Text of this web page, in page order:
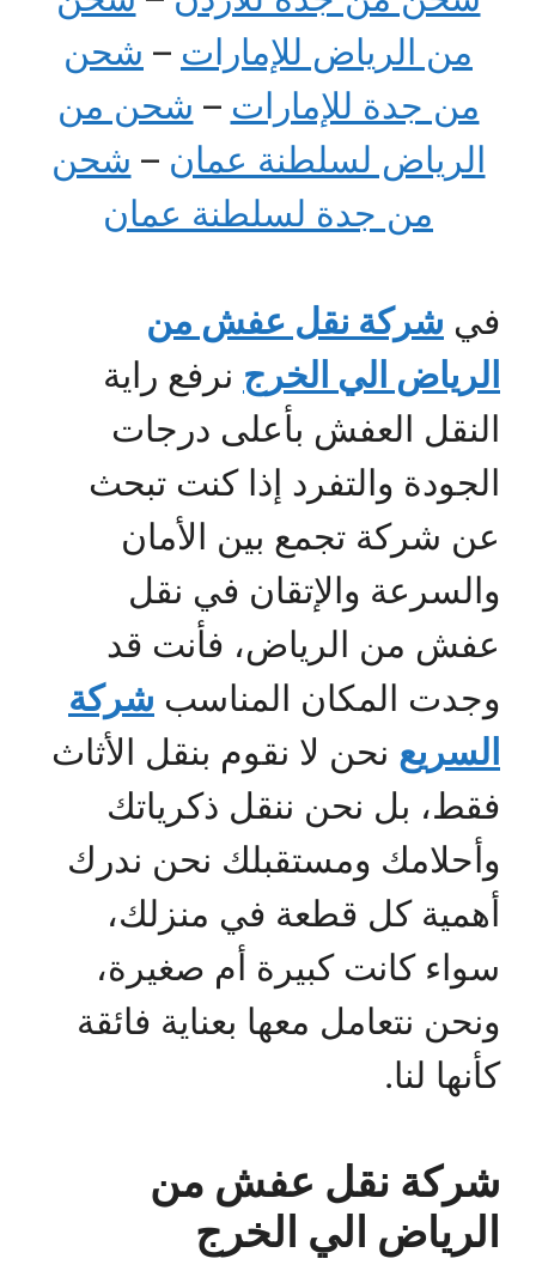
من الرياض للإمارات – شحن
من جدة للإمارات – شحن من
الرياض لسلطنة عمان – شحن
من جدة لسلطنة عمان
في شركة نقل عفش من
الرياض الي الخرج نرفع راية
النقل العفش بأعلى درجات
الجودة والتفرد إذا كنت تبحث
عن شركة تجمع بين الأمان
والسرعة والإتقان في نقل
عفش من الرياض، فأنت قد
وجدت المكان المناسب شركة
السريع نحن لا نقوم بنقل الأثاث
فقط، بل نحن ننقل ذكرياتك
وأحلامك ومستقبلك نحن ندرك
أهمية كل قطعة في منزلك،
سواء كانت كبيرة أم صغيرة،
ونحن نتعامل معها بعناية فائقة
كأنها لنا.
شركة نقل عفش من
الرياض الي الخرج